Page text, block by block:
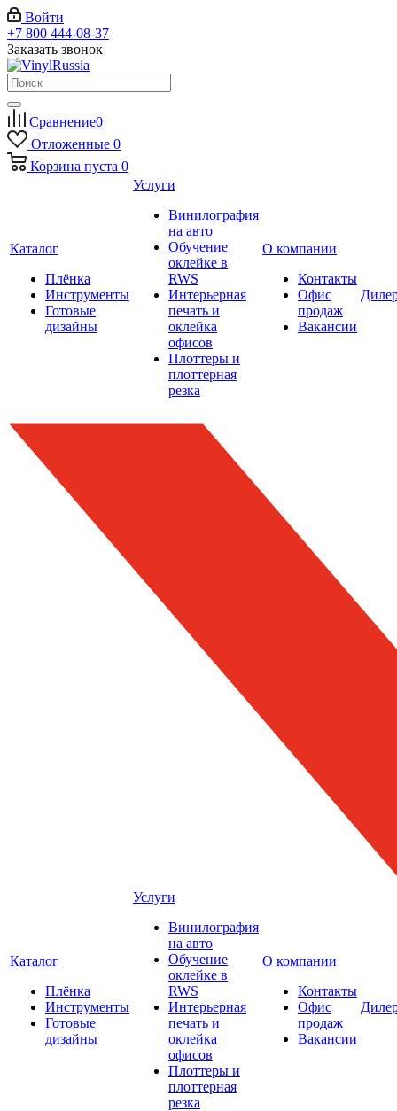
Войти
+7 800 444-08-37
Заказать звонок
Сравнение0
Отложенные 0
Корзина пуста 0
Каталог
Плёнка
Инструменты
Готовые
дизайны
Услуги
Винилография
на авто
Обучение
оклейке в
RWS
Интерьерная
печать и
оклейка
офисов
Плоттеры и
плоттерная
резка
О компании
Контакты
Офис
продаж
Вакансии
Каталог
Плёнка
Инструменты
Готовые
дизайны
Услуги
Винилография
на авто
Обучение
оклейке в
RWS
Интерьерная
печать и
оклейка
офисов
Плоттеры и
плоттерная
резка
О компании
Контакты
Офис
продаж
Вакансии